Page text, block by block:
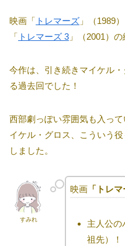
映画「 トレマーズ 」（1989
「 トレマーズ 3 」（2001）の
今作は、引き続きマイケ
る過去回でした！
西部劇っぽい雰囲気も入っ
イケル・グロス、こういう
しました。
すみれ
映画「トレマ
主人公の
祖先）！